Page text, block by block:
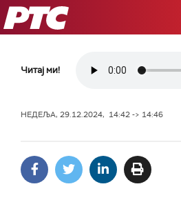
РТС
Читај ми!
НЕДЕЉА, 29.12.2024, 14:42 -> 14:46